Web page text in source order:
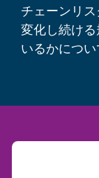
チェーンリ
変化し続け
いるかについ